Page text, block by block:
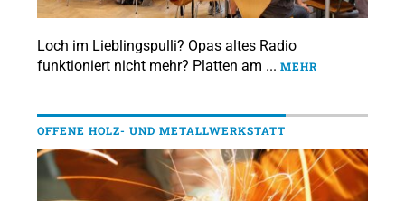
Loch im Lieblingspulli? Opas altes Radio
funktioniert nicht mehr? Platten am ... MEHR
OFFENE HOLZ- UND METALLWERKSTATT